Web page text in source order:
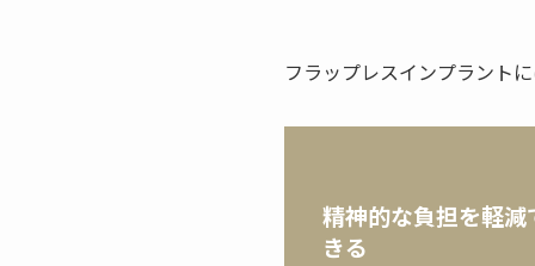
フラップレスインプラント
精神的な負担を軽減
きる